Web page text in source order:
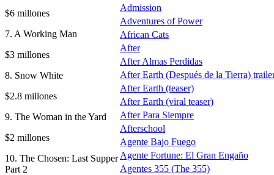
$6 millones
7. A Working Man
$3 millones
8. Snow White
$2.8 millones
9. The Woman in the Yard
$2 millones
10. The Chosen: Last Supper
Part 2
Admission
Adventures of Power
African Cats
After
After Almas Perdidas
After Earth (Después de la Tierra)
After Earth (teaser)
After Earth (viral teaser)
After Para Siempre
Afterschool
Agente Bajo Fuego
Agente Fortune: El Gran Engaño
Agentes 355 (The 355)